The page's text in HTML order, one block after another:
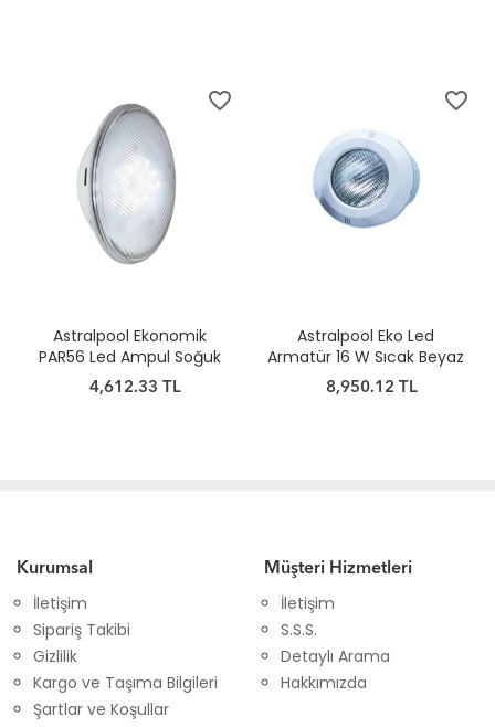
favorite_border
Astralpool Ekonomik
PAR56 Led Ampul Soğuk
Beyaz
4,612.33 TL
favorite_border
Astralpool Eko Led
Armatür 16 W Sıcak Beyaz
8,950.12 TL
Kurumsal
İletişim
Sipariş Takibi
Gizlilik
Kargo ve Taşıma Bilgileri
Şartlar ve Koşullar
Müşteri Hizmetleri
İletişim
S.S.S.
Detaylı Arama
Hakkımızda